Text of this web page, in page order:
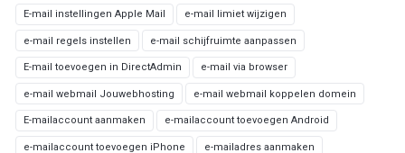
E-mail instellingen Apple Mail e-mail limiet wijzigen
e-mail regels instellen e-mail schijfruimte aanpassen
E-mail toevoegen in DirectAdmin e-mail via browser
e-mail webmail Jouwebhosting e-mail webmail koppelen domein
E-mailaccount aanmaken e-mailaccount toevoegen Android
e-mailaccount toevoegen iPhone e-mailadres aanmaken